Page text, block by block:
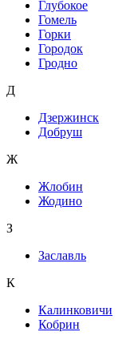
Глубокое
Гомель
Горки
Городок
Гродно
Д
Дзержинск
Добруш
Ж
Жлобин
Жодино
З
Заславль
К
Калинковичи
Кобрин